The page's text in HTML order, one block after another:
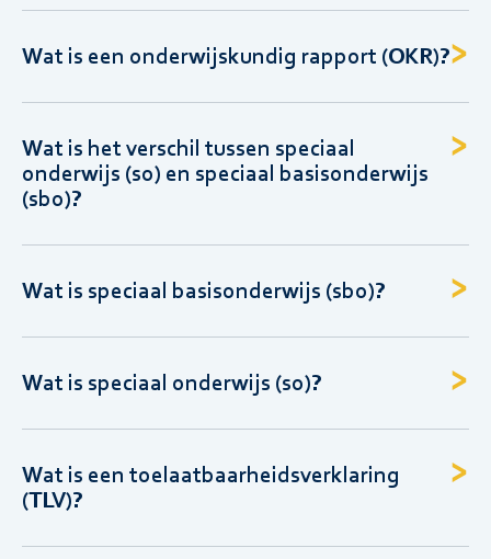
Wat is een onderwijskundig rapport (OKR)?
Wat is het verschil tussen speciaal
onderwijs (so) en speciaal basisonderwijs
(sbo)?
Wat is speciaal basisonderwijs (sbo)?
Wat is speciaal onderwijs (so)?
Wat is een toelaatbaarheidsverklaring
(TLV)?